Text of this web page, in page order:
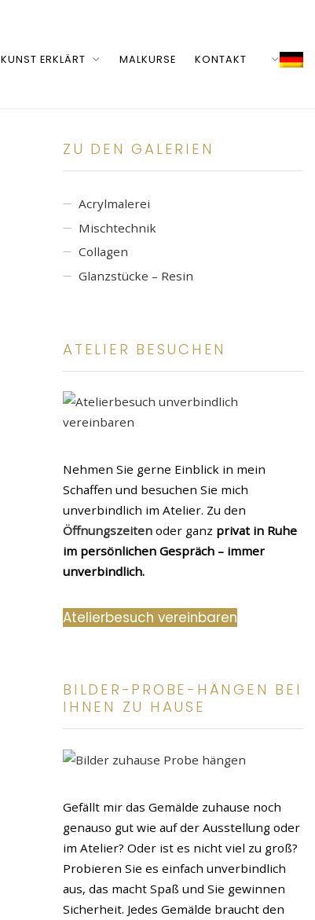
KUNST ERKLÄRT MALKURSE KONTAKT
ZU DEN GALERIEN
Acrylmalerei
Mischtechnik
Collagen
Glanzstücke – Resin
ATELIER BESUCHEN
Nehmen Sie gerne Einblick in mein
Schaffen und besuchen Sie mich
unverbindlich im Atelier. Zu den
Öffnungszeiten oder ganz privat in Ruhe
im persönlichen Gespräch – immer
unverbindlich.
Atelierbesuch vereinbaren
BILDER-PROBE-HÄNGEN BEI
IHNEN ZU HAUSE
Gefällt mir das Gemälde zuhause noch
genauso gut wie auf der Ausstellung oder
im Atelier? Oder ist es nicht viel zu groß?
Probieren Sie es einfach unverbindlich
aus, das macht Spaß und Sie gewinnen
Sicherheit. Jedes Gemälde braucht den